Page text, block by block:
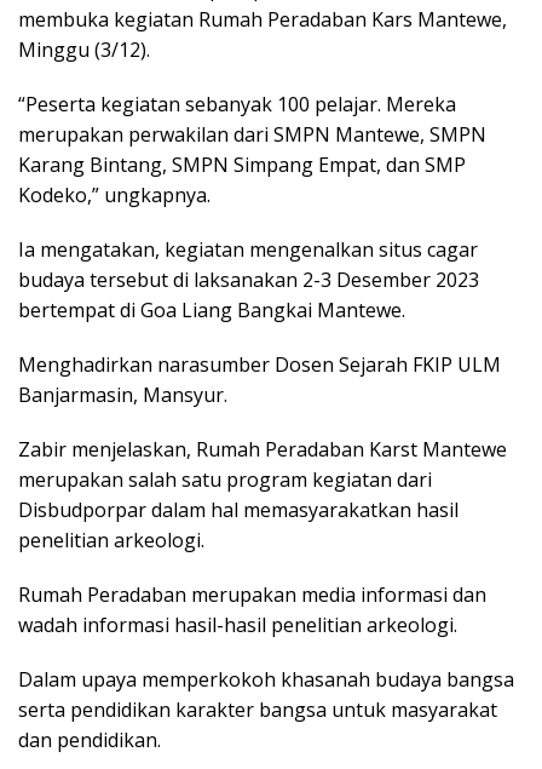
membuka kegiatan Rumah Peradaban Kars Mantewe,
Minggu (3/12).
“Peserta kegiatan sebanyak 100 pelajar. Mereka
merupakan perwakilan dari SMPN Mantewe, SMPN
Karang Bintang, SMPN Simpang Empat, dan SMP
Kodeko,” ungkapnya.
Ia mengatakan, kegiatan mengenalkan situs cagar
budaya tersebut di laksanakan 2-3 Desember 2023
bertempat di Goa Liang Bangkai Mantewe.
Menghadirkan narasumber Dosen Sejarah FKIP ULM
Banjarmasin, Mansyur.
Zabir menjelaskan, Rumah Peradaban Karst Mantewe
merupakan salah satu program kegiatan dari
Disbudporpar dalam hal memasyarakatkan hasil
penelitian arkeologi.
Rumah Peradaban merupakan media informasi dan
wadah informasi hasil-hasil penelitian arkeologi.
Dalam upaya memperkokoh khasanah budaya bangsa
serta pendidikan karakter bangsa untuk masyarakat
dan pendidikan.